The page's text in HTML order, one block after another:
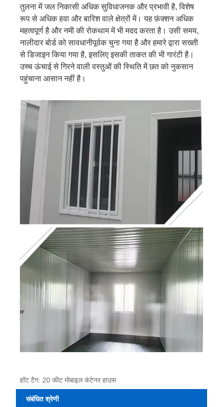
तुलना में जल निकासी अधिक सुविधाजनक और प्रभावी है, विशेष
रूप से अधिक हवा और बारिश वाले क्षेत्रों में। यह फ़ंक्शन अधिक
महत्वपूर्ण है और नमी की रोकथाम में भी मदद करता है। उसी समय,
नालीदार बोर्ड को सावधानीपूर्वक चुना गया है और हमारे द्वारा सख्ती
से डिजाइन किया गया है, इसलिए इसकी ताकत की भी गारंटी है।
उच्च ऊंचाई से गिरने वाली वस्तुओं की स्थिति में छत को नुकसान
पहुंचाना आसान नहीं है।
हॉट टैग: 20 फीट मोबाइल कंटेनर हाउस
संबंधित श्रेणी